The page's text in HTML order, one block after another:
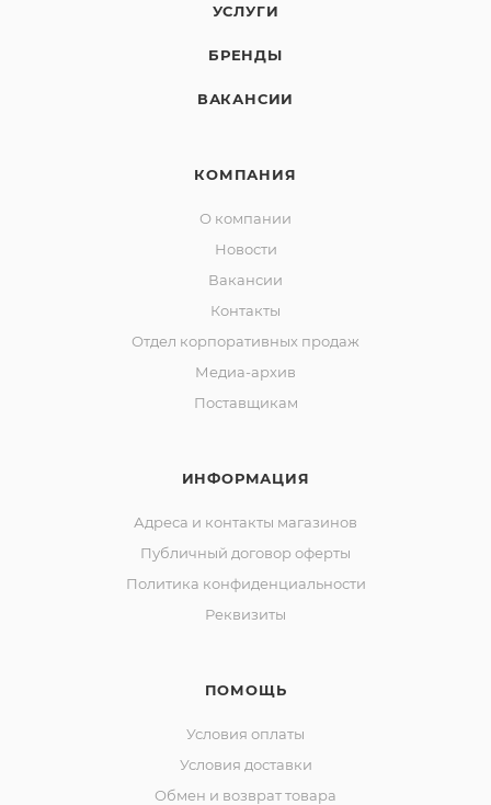
УСЛУГИ
БРЕНДЫ
ВАКАНСИИ
КОМПАНИЯ
О компании
Новости
Вакансии
Контакты
Отдел корпоративных продаж
Медиа-архив
Поставщикам
ИНФОРМАЦИЯ
Адреса и контакты магазинов
Публичный договор оферты
Политика конфиденциальности
Реквизиты
ПОМОЩЬ
Условия оплаты
Условия доставки
Обмен и возврат товара